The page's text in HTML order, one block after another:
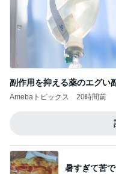
副作用を抑える薬のエグい
Amebaトピックス 20時間前
暑すぎて苦